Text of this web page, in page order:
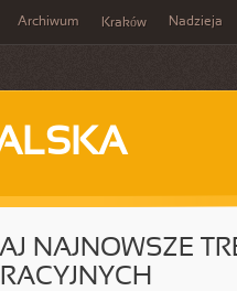
Archiwum Kraków Nadzieja
NAJNOWSZE